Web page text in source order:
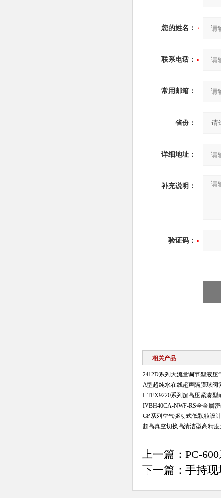
您的姓名：
联系电话：
常用邮箱：
省份：
详细地址：
补充说明：
验证码：
相关产品
2412D系列大流量调节型液压
A型超纯水在线超声隔膜球阀
L.TEX9220系列超高压紧凑
IVBH40CA-NWF-RS全金属
GP系列空气驱动式低颗粒设
超高真空切换高清洁型高精
上一篇： PC-
下一篇： 手持现